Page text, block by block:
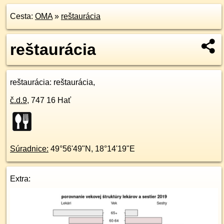
Cesta: OMA» reštaurácia
reštaurácia
reštaurácia: reštaurácia,
č.d.9, 747 16 Hať
Súradnice: 49°56'49"N , 18°14'19"E
Extra: